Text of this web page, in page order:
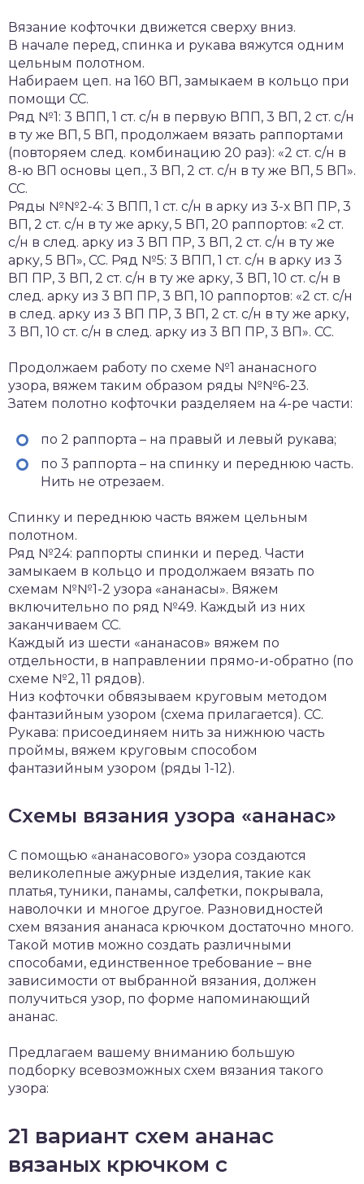
Вязание кофточки движется сверху вниз.
В начале перед, спинка и рукава вяжутся одним
цельным полотном.
Набираем цеп. на 160 ВП, замыкаем в кольцо при
помощи СС.
Ряд №1: 3 ВПП, 1 ст. с/н в первую ВПП, 3 ВП, 2 ст. с/н
в ту же ВП, 5 ВП, продолжаем вязать раппортами
(повторяем след. комбинацию 20 раз): «2 ст. с/н в
8-ю ВП основы цеп., 3 ВП, 2 ст. с/н в ту же ВП, 5 ВП».
СС.
Ряды №№2-4: 3 ВПП, 1 ст. с/н в арку из 3-х ВП ПР, 3
ВП, 2 ст. с/н в ту же арку, 5 ВП, 20 раппортов: «2 ст.
с/н в след. арку из 3 ВП ПР, 3 ВП, 2 ст. с/н в ту же
арку, 5 ВП», СС. Ряд №5: 3 ВПП, 1 ст. с/н в арку из 3
ВП ПР, 3 ВП, 2 ст. с/н в ту же арку, 3 ВП, 10 ст. с/н в
след. арку из 3 ВП ПР, 3 ВП, 10 раппортов: «2 ст. с/н
в след. арку из 3 ВП ПР, 3 ВП, 2 ст. с/н в ту же арку,
3 ВП, 10 ст. с/н в след. арку из 3 ВП ПР, 3 ВП». СС.
Продолжаем работу по схеме №1 ананасного
узора, вяжем таким образом ряды №№6-23.
Затем полотно кофточки разделяем на 4-ре части:
по 2 раппорта – на правый и левый рукава;
по 3 раппорта – на спинку и переднюю часть.
Нить не отрезаем.
Спинку и переднюю часть вяжем цельным
полотном.
Ряд №24: раппорты спинки и перед. Части
замыкаем в кольцо и продолжаем вязать по
схемам №№1-2 узора «ананасы». Вяжем
включительно по ряд №49. Каждый из них
заканчиваем СС.
Каждый из шести «ананасов» вяжем по
отдельности, в направлении прямо-и-обратно (по
схеме №2, 11 рядов).
Низ кофточки обвязываем круговым методом
фантазийным узором (схема прилагается). СС.
Рукава: присоединяем нить за нижнюю часть
проймы, вяжем круговым способом
фантазийным узором (ряды 1-12).
Схемы вязания узора «ананас»
С помощью «ананасового» узора создаются
великолепные ажурные изделия, такие как
платья, туники, панамы, салфетки, покрывала,
наволочки и многое другое. Разновидностей
схем вязания ананаса крючком достаточно много.
Такой мотив можно создать различными
способами, единственное требование – вне
зависимости от выбранной вязания, должен
получиться узор, по форме напоминающий
ананас.
Предлагаем вашему вниманию большую
подборку всевозможных схем вязания такого
узора:
21 вариант схем ананас
вязаных крючком с